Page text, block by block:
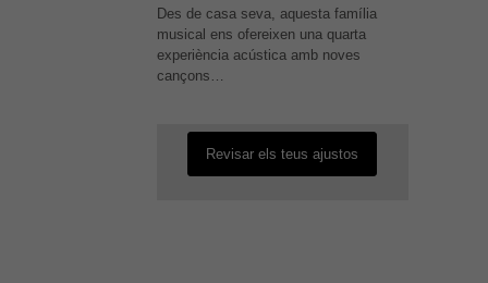
Des de casa seva, aquesta família
musical ens ofereixen una quarta
experiència acústica amb noves
cançons…
És possible que la vostra
configuració us impedeixi veure
aquest contingut. El més probable
és que tinguis l'experiència
Revisar els teus ajustos